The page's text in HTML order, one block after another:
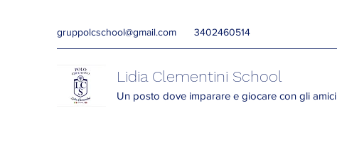
gruppolcschool@gmail.com 3402460514
Lidia Clementini School
Un posto dove imparare e giocare con gli amici